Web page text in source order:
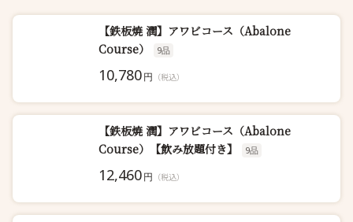
【鉄板焼 潤】アワビコース（Abalone
Course）
9品
10,780円 （税込）
【鉄板焼 潤】アワビコース（Abalone
Course）【飲み放題付き】
9品
12,460円 （税込）